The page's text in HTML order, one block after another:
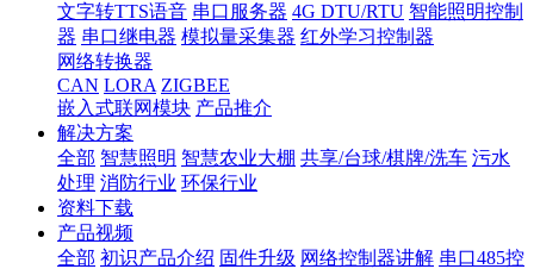
文字转TTS语音 串口服务器 4G DTU/RTU 智能照明控制
器 串口继电器 模拟量采集器 红外学习控制器
网络转换器
CAN LORA ZIGBEE
嵌入式联网模块 产品推介
解决方案
全部 智慧照明 智慧农业大棚 共享/台球/棋牌/洗车 污水
处理 消防行业 环保行业
资料下载
产品视频
全部 初识产品介绍 固件升级 网络控制器讲解 串口485控